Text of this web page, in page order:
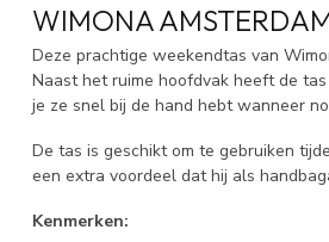
WIMONA
Deze prachtige weekendtas van
Naast het ruime hoofdvak heeft de
je ze snel bij de hand hebt wanneer
De tas is geschikt om te gebruiken
een extra voordeel dat hij als
Kenmerken: